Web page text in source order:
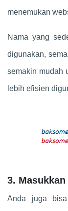
menemukan
Nama yang
digunakan,
semakin mudah
lebih efisien
3.
Anda juga bisa